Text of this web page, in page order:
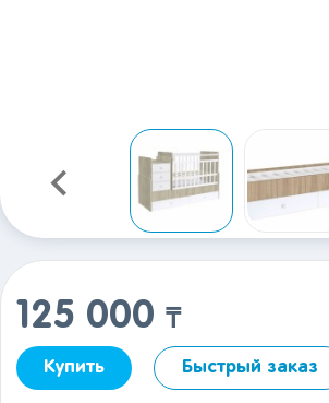
125 000 ₸
Купить Быстрый заказ